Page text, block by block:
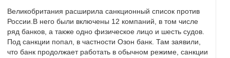
Великобритания расширила санкционный список против
России.В него были включены 12 компаний, в том числе
ряд банков, а также одно физическое лицо и шесть судов.
Под санкции попал, в частности Озон банк. Там заявили,
что банк продолжает работать в обычном режиме, санкции